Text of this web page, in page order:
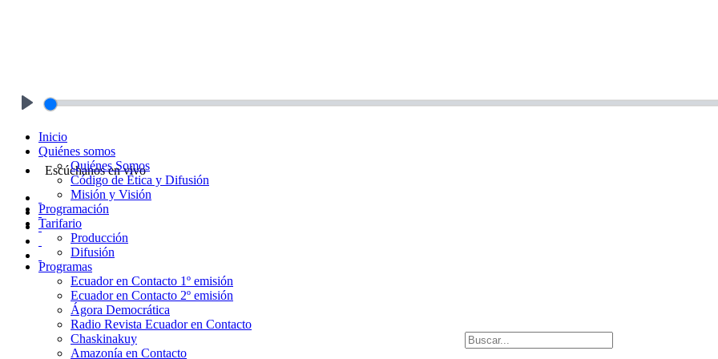
Escúchanos en vivo
Inicio
Quiénes somos
Quiénes Somos
Código de Ética y Difusión
Misión y Visión
Programación
Tarifario
Producción
Difusión
Programas
Ecuador en Contacto 1º emisión
Ecuador en Contacto 2º emisión
Ágora Democrática
Radio Revista Ecuador en Contacto
Chaskinakuy
Amazonía en Contacto